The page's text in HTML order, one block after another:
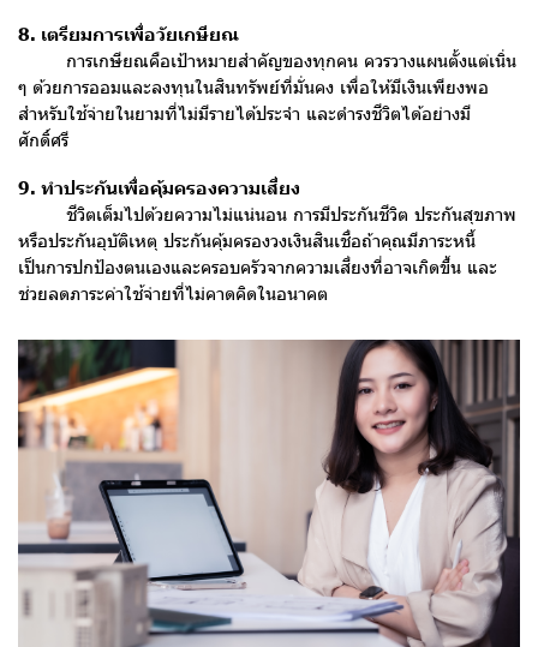
8. เตรียมการเพื่อวัยเกษียณ
การเกษียณคือเป้าหมายสำคัญของทุกคน ควรวางแผนตั้งแต่เนิ่น
ๆ ด้วยการออมและลงทุนในสินทรัพย์ที่มั่นคง เพื่อให้มีเงินเพียงพอ
สำหรับใช้จ่ายในยามที่ไม่มีรายได้ประจำ และดำรงชีวิตได้อย่างมี
ศักดิ์ศรี
9. ทำประกันเพื่อคุ้มครองความเสี่ยง
ชีวิตเต็มไปด้วยความไม่แน่นอน การมีประกันชีวิต ประกันสุขภาพ
หรือประกันอุบัติเหตุ ประกันคุ้มครองวงเงินสินเชื่อถ้าคุณมีภาระหนี้
เป็นการปกป้องตนเองและครอบครัวจากความเสี่ยงที่อาจเกิดขึ้น และ
ช่วยลดภาระค่าใช้จ่ายที่ไม่คาดคิดในอนาคต